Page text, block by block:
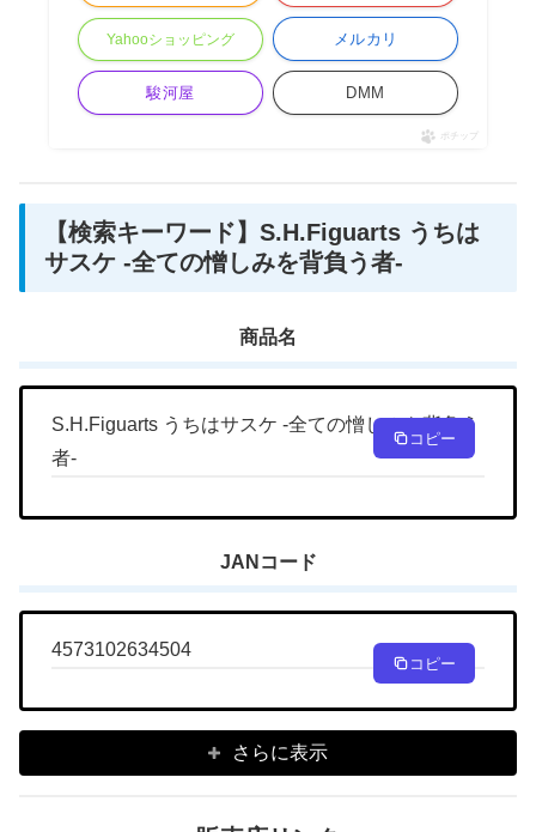
Yahooショッピング メルカリ
駿河屋 DMM
ポチップ
【検索キーワード】S.H.Figuarts うちは
サスケ -全ての憎しみを背負う者-
商品名
S.H.Figuarts うちはサスケ -全ての憎しみを背負う
者-
コピー
JANコード
4573102634504
コピー
さらに表示